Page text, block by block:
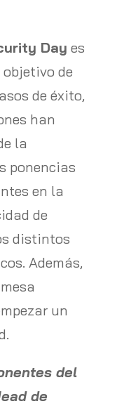
Day es
de
de éxito,
han
la
ponencias
en la
de
distintos
Además,
un
del
de